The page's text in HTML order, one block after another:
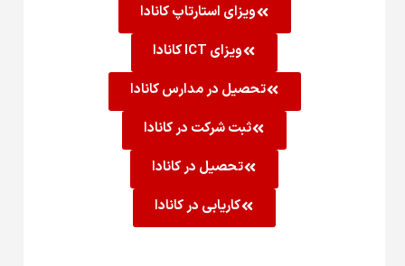
ویزای استارتاپ کانادا
ویزای ICT کانادا
تحصیل در مدارس کانادا
ثبت شرکت در کانادا
تحصیل در کانادا
کاریابی در کانادا